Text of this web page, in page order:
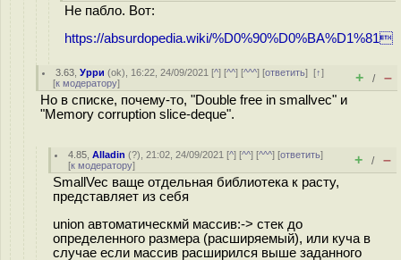
Не пабло. Вот:
https://absurdopedia.wiki/%D0%90%D0%BA%D1%81
3.63 ,Урри (ok), 16:22, 24/09/2021 [^] [^^] [^^^] [ответить][↑]
[к модератору] + / –
Но в списке, почему-то, "Double free in smallvec" и
"Memory corruption slice-deque".
4.85 ,Alladin (?), 21:02, 24/09/2021 [^] [^^] [^^^] [ответить]
[к модератору] + / –
SmallVec ваще отдельная библиотека к расту,
представляет из себя
union автоматическмй массив:-> стек до
определенного размера (расширяемый), или куча в
случае если массив расширился выше заданного